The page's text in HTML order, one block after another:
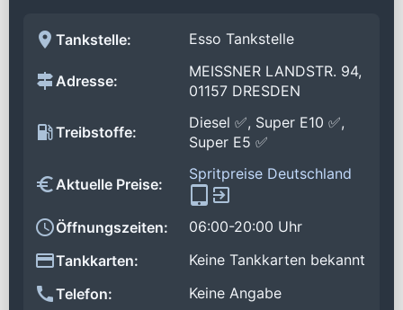
Tankstelle: Esso Tankstelle
Adresse:
MEISSNER LANDSTR. 94,
01157 DRESDEN
Treibstoffe:
Diesel ✅, Super E10 ✅,
Super E5 ✅
Aktuelle Preise:
Spritpreise Deutschland
Öffnungszeiten:
06:00-20:00 Uhr
Tankkarten:
Keine Tankkarten bekannt
Telefon:
Keine Angabe